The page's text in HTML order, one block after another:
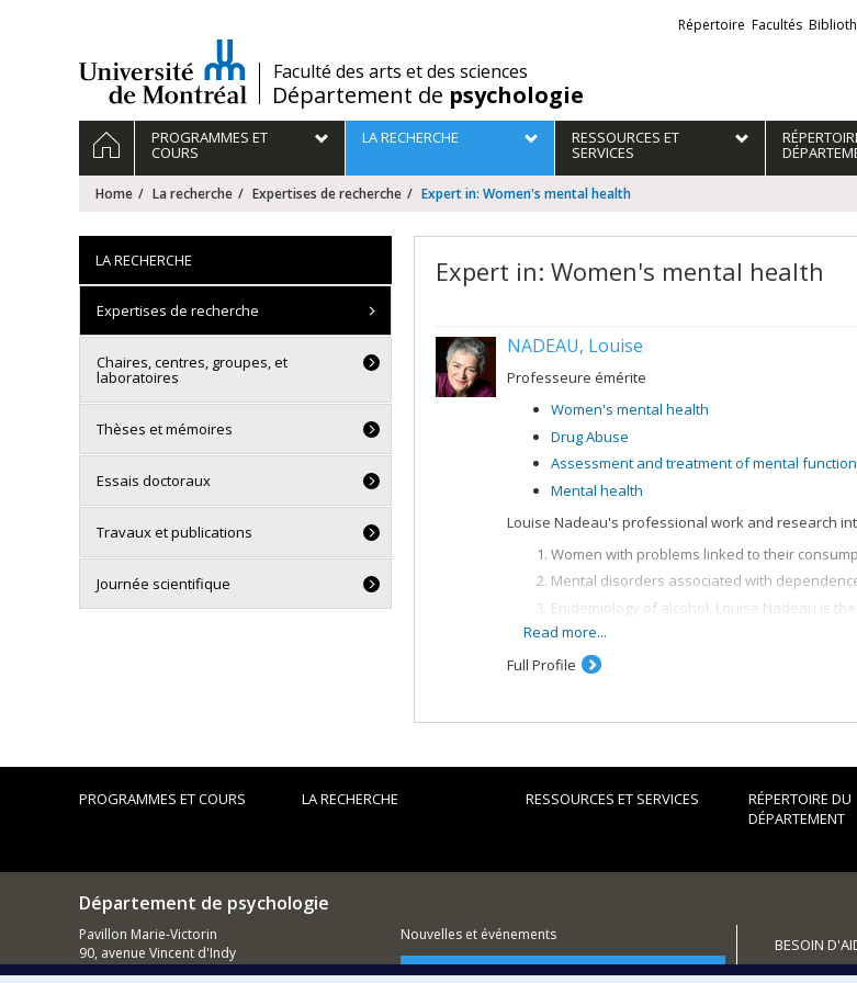
/Faculté des arts et des sciences
Département de psychologie
Liens
externes
Répertoire Facultés
Navigation
principale
HOMEPROGRAMMES ET
COURS
LA RECHERCHE RESSOURCES ET
SERVICES
Home La recherche Expertises de recherche Expert in: Women's mental health
Expert in: Women's mental health
NADEAU, Louise
Professeure émérite
Women's mental health
Drug Abuse
Assessment and treatment of mental
Mental health
Louise Nadeau's professional work and research
Women with problems linked to their
Mental disorders associated with
Epidemiology of alcohol. Louise Nadeau is
psychoactive substance abuse in Quebec at
Read more...
Full Profile
LA RECHERCHE
Expertises de recherche
Chaires, centres, groupes, et
laboratoires
Thèses et mémoires
Essais doctoraux
Travaux et publications
Journée scientifique
PROGRAMMES ET COURS LA RECHERCHE RESSOURCES ET SERVICES
RÉPERTOIRE DU
DÉPARTEMENT
Département de psychologie
Pavillon Marie-Victorin
90, avenue Vincent d'Indy
Montréal (QC)
Nouvelles et événements
Comment soutenir le Département?
BESOIN
Plan du site